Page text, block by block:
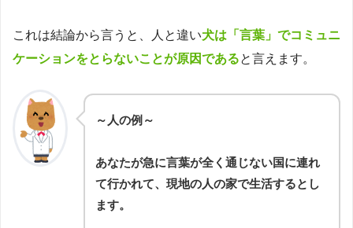
これは結論から言うと、人と違い犬は 「言葉」でコミュニ
ケーションをとらないことが原因であると言えます。
～人の例～
あなたが急に言葉が全く通じない国に連れ
て行かれて、現地の人の家で生活するとし
ます。